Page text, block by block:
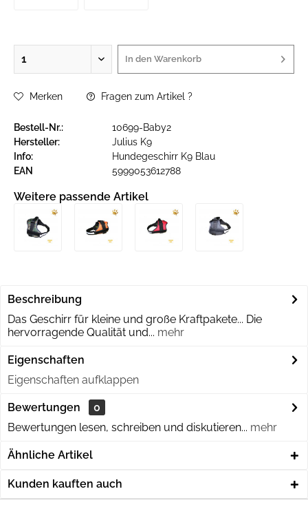
In den Warenkorb
Merken Fragen zum Artikel ?
Bestell-Nr.:
10699-Baby2
Hersteller:
Julius K9
Info:
Hundegeschirr K9 Blau
EAN
5999053612788
Weitere passende Artikel
Beschreibung
Das Geschirr für kleine und große Kraftpakete... Die
hervorragende Qualität und... mehr
Eigenschaften
Eigenschaften aufklappen
Bewertungen
0
Bewertungen lesen, schreiben und diskutieren... mehr
Ähnliche Artikel
Kunden kauften auch